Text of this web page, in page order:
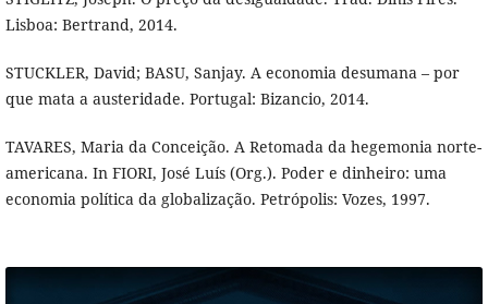
Lisboa: Bertrand, 2014.
STUCKLER, David; BASU, Sanjay. A economia desumana – por
que mata a austeridade. Portugal: Bizancio, 2014.
TAVARES, Maria da Conceição. A Retomada da hegemonia norte-
americana. In FIORI, José Luís (Org.). Poder e dinheiro: uma
economia política da globalização. Petrópolis: Vozes, 1997.